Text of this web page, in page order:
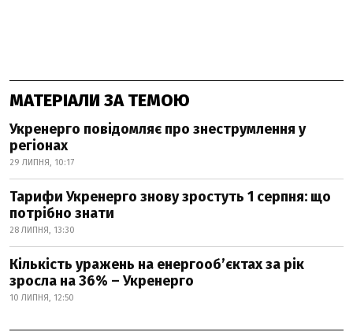
МАТЕРІАЛИ ЗА ТЕМОЮ
Укренерго повідомляє про знеструмлення у
регіонах
29 ЛИПНЯ, 10:17
Тарифи Укренерго знову зростуть 1 серпня: що
потрібно знати
28 ЛИПНЯ, 13:30
Кількість уражень на енергооб’єктах за рік
зросла на 36% – Укренерго
10 ЛИПНЯ, 12:50